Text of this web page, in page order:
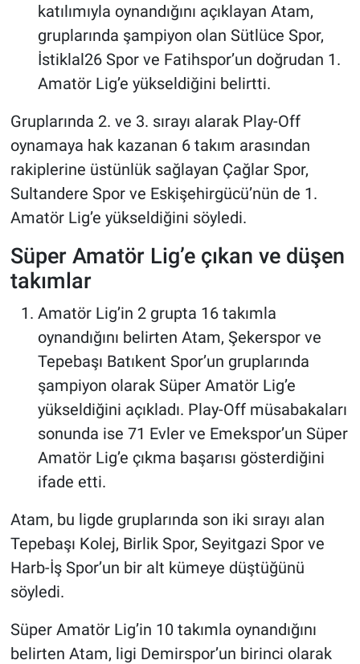
katılımıyla oynandığını açıklayan Atam,
gruplarında şampiyon olan Sütlüce Spor,
İstiklal26 Spor ve Fatihspor’un doğrudan 1.
Amatör Lig’e yükseldiğini belirtti.
Gruplarında 2. ve 3. sırayı alarak Play-Off
oynamaya hak kazanan 6 takım arasından
rakiplerine üstünlük sağlayan Çağlar Spor,
Sultandere Spor ve Eskişehirgücü’nün de 1.
Amatör Lig’e yükseldiğini söyledi.
Süper Amatör Lig’e çıkan ve düşen
takımlar
Amatör Lig’in 2 grupta 16 takımla
oynandığını belirten Atam, Şekerspor ve
Tepebaşı Batıkent Spor’un gruplarında
şampiyon olarak Süper Amatör Lig’e
yükseldiğini açıkladı. Play-Off müsabakaları
sonunda ise 71 Evler ve Emekspor’un Süper
Amatör Lig’e çıkma başarısı gösterdiğini
ifade etti.
Atam, bu ligde gruplarında son iki sırayı alan
Tepebaşı Kolej, Birlik Spor, Seyitgazi Spor ve
Harb-İş Spor’un bir alt kümeye düştüğünü
söyledi.
Süper Amatör Lig’in 10 takımla oynandığını
belirten Atam, ligi Demirspor’un birinci olarak